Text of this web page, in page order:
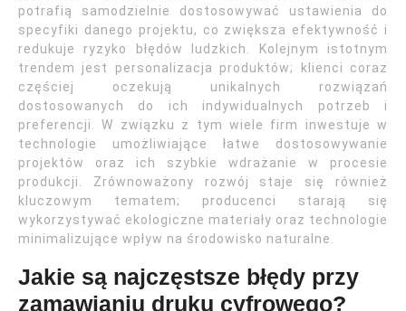
potrafią samodzielnie dostosowywać ustawienia do
specyfiki danego projektu, co zwiększa efektywność i
redukuje ryzyko błędów ludzkich. Kolejnym istotnym
trendem jest personalizacja produktów; klienci coraz
częściej oczekują unikalnych rozwiązań
dostosowanych do ich indywidualnych potrzeb i
preferencji. W związku z tym wiele firm inwestuje w
technologie umożliwiające łatwe dostosowywanie
projektów oraz ich szybkie wdrażanie w procesie
produkcji. Zrównoważony rozwój staje się również
kluczowym tematem; producenci starają się
wykorzystywać ekologiczne materiały oraz technologie
minimalizujące wpływ na środowisko naturalne.
Jakie są najczęstsze błędy przy
zamawianiu druku cyfrowego?